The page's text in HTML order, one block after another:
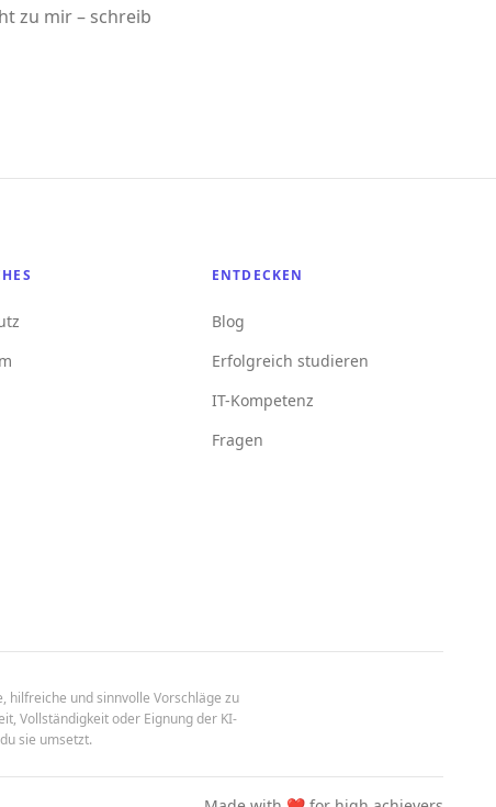
zu mir – schreib
ENTDECKEN
Blog
Erfolgreich studieren
IT-Kompetenz
Fragen
hilfreiche und sinnvolle Vorschläge zu
Vollständigkeit oder Eignung der KI-
sie umsetzt.